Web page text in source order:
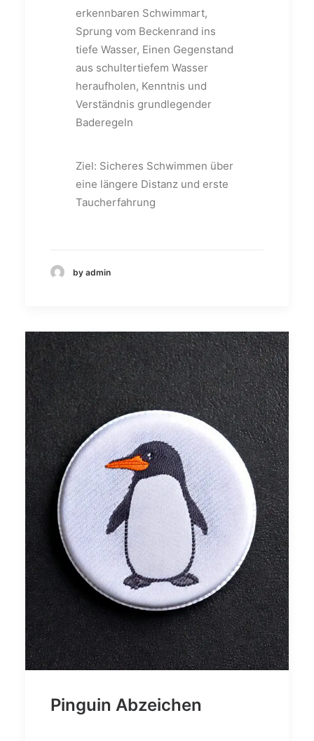
erkennbaren Schwimmart,
Sprung vom Beckenrand ins
tiefe Wasser, Einen Gegenstand
aus schultertiefem Wasser
heraufholen, Kenntnis und
Verständnis grundlegender
Baderegeln
Ziel: Sicheres Schwimmen über
eine längere Distanz und erste
Taucherfahrung
by admin
Pinguin Abzeichen